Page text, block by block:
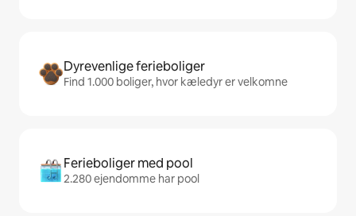
Dyrevenlige ferieboliger
Find 1.000 boliger, hvor kæledyr er velkomne
Ferieboliger med pool
2.280 ejendomme har pool